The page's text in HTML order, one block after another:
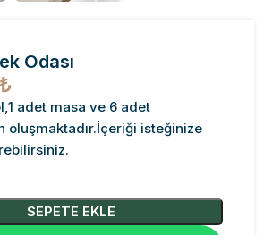
Odası
₺
adet masa ve 6 adet
oluşmaktadır.İçeriği isteğinize
SEPETE EKLE